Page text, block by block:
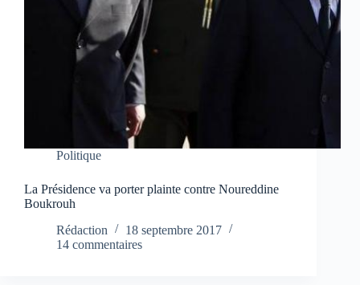
Politique
La Présidence va porter plainte contre Noureddine
Boukrouh
Rédaction
18 septembre 2017
14 commentaires